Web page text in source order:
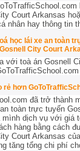
Court Arkansas
nhân hay thông tin
học lái xe an toàn
City Court
với toà án Gosnell
rẻ hơn
đã trở thành
toàn trực tuyến
mình dịch vụ với giá
hàng bằng cách
Court Arkansas
tăng tổng chi phí